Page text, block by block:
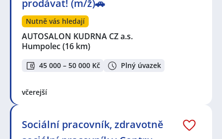
prodávat! (m/ž)🚗
Nutně vás hledají
AUTOSALON KUDRNA CZ a.s.
Humpolec(16 km)
45 000 – 50 000 Kč Plný úvazek
včerejší
Sociální pracovník, zdravotně